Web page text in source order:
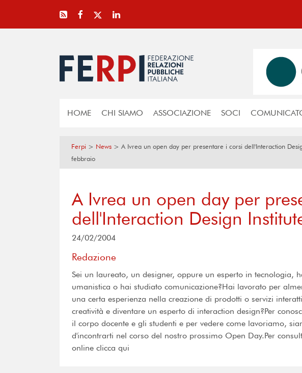
HOME CHI SIAMO ASSOCIAZIONE SOCI
Ferpi > News > A Ivrea un open day per presentare i corsi dell'Interaction
febbraio
A Ivrea un open day per
dell'Interaction Design
24/02/2004
Redazione
Sei un laureato, un designer, oppure un esperto in tecnologia,
umanistica o hai studiato comunicazione?Hai lavorato per
una certa esperienza nella creazione di prodotti o servizi
creatività e diventare un esperto di interaction design?Per
il corpo docente e gli studenti e per vedere come lavoriamo,
d'incontrarti nel corso del nostro prossimo Open Day.Per
online clicca qui